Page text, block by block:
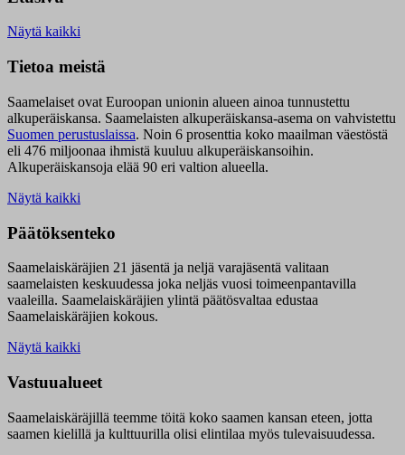
Näytä kaikki
Tietoa meistä
Saamelaiset ovat Euroopan unionin alueen ainoa tunnustettu
alkuperäiskansa. Saamelaisten alkuperäiskansa-asema on vahvistettu
Suomen perustuslaissa. Noin 6 prosenttia koko maailman väestöstä
eli 476 miljoonaa ihmistä kuuluu alkuperäiskansoihin.
Alkuperäiskansoja elää 90 eri valtion alueella.
Näytä kaikki
Päätöksenteko
Saamelaiskäräjien 21 jäsentä ja neljä varajäsentä valitaan
saamelaisten keskuudessa joka neljäs vuosi toimeenpantavilla
vaaleilla. Saamelaiskäräjien ylintä päätösvaltaa edustaa
Saamelaiskäräjien kokous.
Näytä kaikki
Vastuualueet
Saamelaiskäräjillä teemme töitä koko saamen kansan eteen, jotta
saamen kielillä ja kulttuurilla olisi elintilaa myös tulevaisuudessa.